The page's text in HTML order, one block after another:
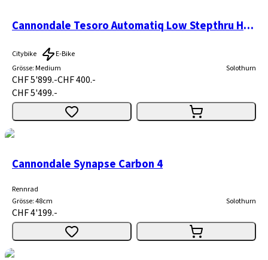
Cannondale Tesoro Automatiq Low Stepthru Headshok
Citybike
E-Bike
Grösse:Medium Solothurn
CHF 5'899.-CHF 400.-
CHF 5'499.-
Cannondale Synapse Carbon 4
Rennrad
Grösse:48cm Solothurn
CHF 4'199.-